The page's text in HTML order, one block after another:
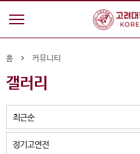
홈 커뮤니티
갤러리